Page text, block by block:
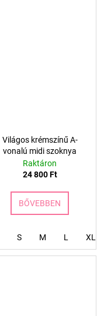
Világos krémszínű A-
vonalú midi szoknya
Raktáron
24 800 Ft
BŐVEBBEN
S M L XL